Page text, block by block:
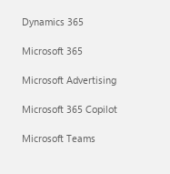
Dynamics 365
Microsoft 365
Microsoft Advertising
Microsoft 365 Copilot
Microsoft Teams